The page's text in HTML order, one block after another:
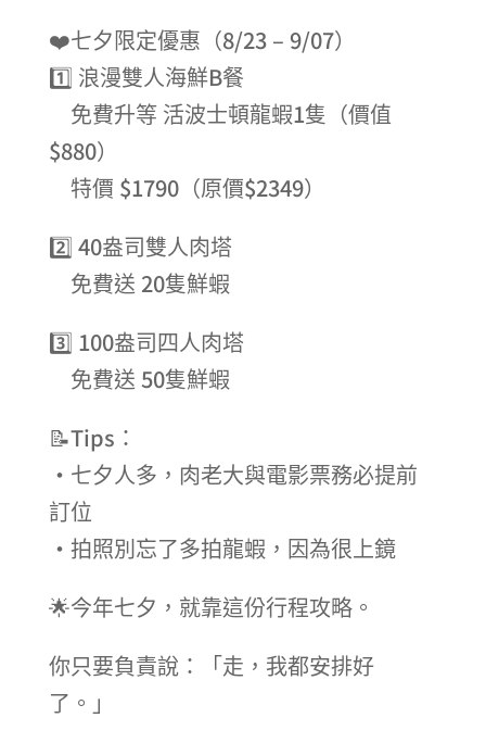
❤️七夕限定優惠（8/23 – 9/07）
1️⃣ 浪漫雙人海鮮B餐
免費升等 活波士頓龍蝦1隻（價值
$880）
特價 $1790（原價$2349）
2️⃣ 40盎司雙人肉塔
免費送 20隻鮮蝦
3️⃣ 100盎司四人肉塔
免費送 50隻鮮蝦
📝Tips：
•七夕人多，肉老大與電影票務必提前
訂位
•拍照別忘了多拍龍蝦，因為很上鏡
🌟今年七夕，就靠這份行程攻略。
你只要負責說：「走，我都安排好
了。」